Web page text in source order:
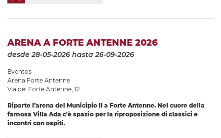
ARENA A FORTE ANTENNE 2026
desde 28-05-2026 hasta 26-09-2026
Eventos
Arena Forte Antenne
Via del Forte Antenne, 12
Riparte l’arena del Municipio II a Forte Antenne. Nel cuore della
famosa Villa Ada c'è spazio per la riproposizione di classici e
incontri con ospiti.